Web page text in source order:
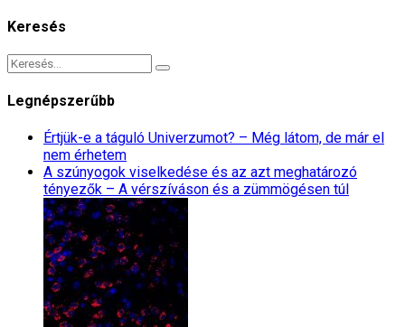
Keresés
Legnépszerűbb
Értjük-e a táguló Univerzumot? – Még látom, de már el
nem érhetem
A szúnyogok viselkedése és az azt meghatározó
tényezők – A vérszíváson és a zümmögésen túl